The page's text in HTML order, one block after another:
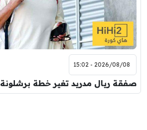
2026/08/08 - 15:02
صفقة ريال مدريد تغير خطة برشلونة